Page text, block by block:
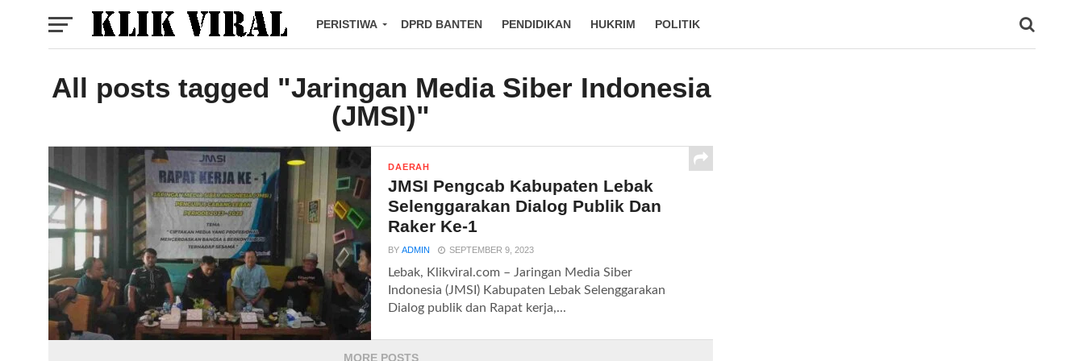
PERISTIWA DPRD BANTEN PENDIDIKAN HUKRIM POLITIK
All posts tagged "Jaringan Media Siber Indonesia
(JMSI)"
DAERAH
JMSI Pengcab Kabupaten Lebak
Selenggarakan Dialog Publik Dan
Raker Ke-1
BYADMIN SEPTEMBER 9, 2023
Lebak, Klikviral.com – Jaringan Media Siber
Indonesia (JMSI) Kabupaten Lebak Selenggarakan
Dialog publik dan Rapat kerja,...
MORE POSTS